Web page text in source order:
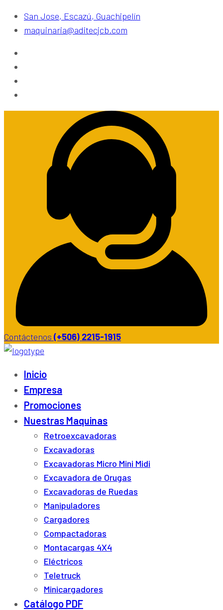
San Jose, Escazú, Guachipelín
maquinaria@aditecjcb.com
Contáctenos (+506) 2215-1915
Inicio
Empresa
Promociones
Nuestras Maquinas
Retroexcavadoras
Excavadoras
Excavadoras Micro Mini Midi
Excavadora de Orugas
Excavadoras de Ruedas
Manipuladores
Cargadores
Compactadoras
Montacargas 4X4
Eléctricos
Teletruck
Minicargadores
Catálogo PDF